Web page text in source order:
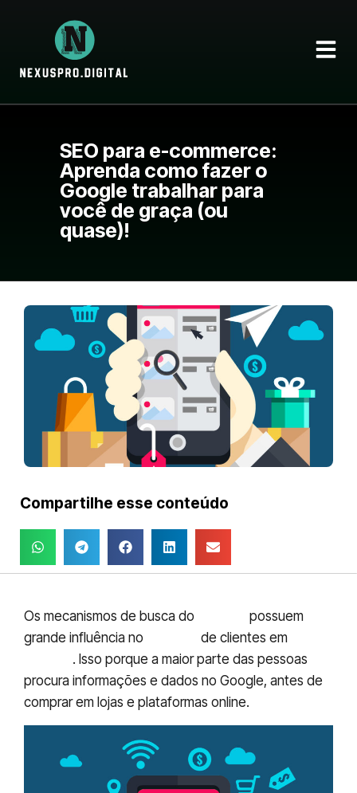
SEO para e-commerce:
Aprenda como fazer o
Google trabalhar para
você de graça (ou
quase)!
Compartilhe esse conteúdo
Os mecanismos de busca do
possuem
grande influência no
de clientes em
. Isso porque a maior parte das pessoas
procura informações e dados no Google, antes de
comprar em lojas e plataformas online.